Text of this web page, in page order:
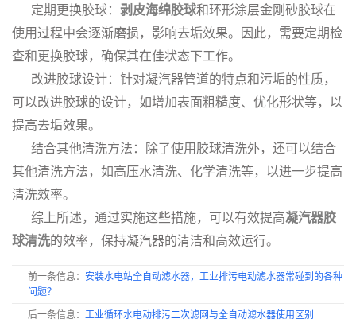
定期更换胶球： 剥皮海绵胶球和环形涂层金刚砂胶球在
使用过程中会逐渐磨损，影响去垢效果。因此，需要定期检
查和更换胶球，确保其在佳状态下工作。
改进胶球设计：针对凝汽器管道的特点和污垢的性质，
可以改进胶球的设计，如增加表面粗糙度、优化形状等，以
提高去垢效果。
结合其他清洗方法：除了使用胶球清洗外，还可以结合
其他清洗方法，如高压水清洗、化学清洗等，以进一步提高
清洗效率。
综上所述，通过实施这些措施，可以有效提高凝汽器胶
球清洗的效率，保持凝汽器的清洁和高效运行。
前一条信息： 安装水电站全自动滤水器，工业排污电动滤水器常碰到的各种
问题？
后一条信息： 工业循环水电动排污二次滤网与全自动滤水器使用区别